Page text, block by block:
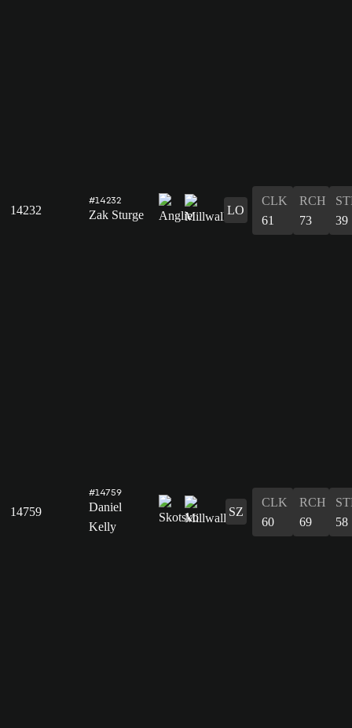
14232
#14232
Zak Sturge LO
CLK
61
RCH
73
39
14759
#14759
Daniel
Kelly
SZ
CLK
60
RCH
69
58